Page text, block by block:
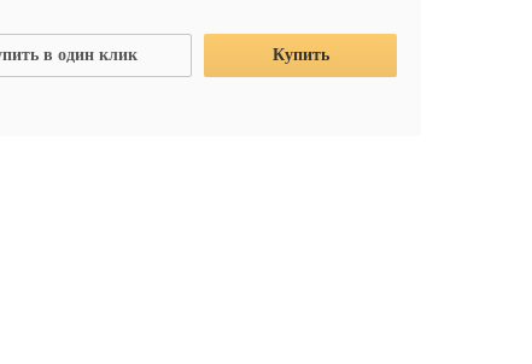
в один клик Купить